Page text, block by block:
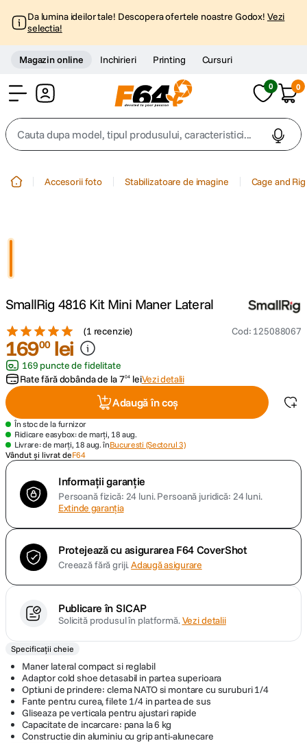
Da lumina ideilor tale! Descopera ofertele noastre Godox! Vezi
selectia!
Magazin online Inchirieri Printing Cursuri
0 0
Cauta dupa model, tipul produsului, caracteristici...
. peak design
5. canon sx740 hs
6. lavaliera
card memorie
8. dji mic mini
10 insta 360
Accesorii foto Stabilizatoare de imagine Cage and Rig
SmallRig 4816 Kit Mini Maner Lateral
(1 recenzie) Cod: 125088067
16900 lei
169 puncte de fidelitate
Rate fără dobânda de la704 leiVezi detalii
Adaugă în coș
În stoc de la furnizor
Ridicare easybox: de marți, 18 aug.
Livrare: de marți, 18 aug. înBucuresti (Sectorul 3)
Vândut și livrat deF64
Informații garanție
Persoană fizică: 24 luni.Persoană juridică: 24 luni.
Extinde garanția
Protejează cu asigurarea F64 CoverShot
Creează fără griji.Adaugă asigurare
Publicare în SICAP
Solicită produsul în platformă.Vezi detalii
Specificații cheie
Maner lateral compact si reglabil
Adaptor cold shoe detasabil in partea superioara
Optiuni de prindere: clema NATO si montare cu suruburi 1/4
Fante pentru curea, filete 1/4 in partea de sus
Gliseaza pe verticala pentru ajustari rapide
Capacitate de incarcare: pana la 6 kg
Constructie din aluminiu cu grip anti-alunecare